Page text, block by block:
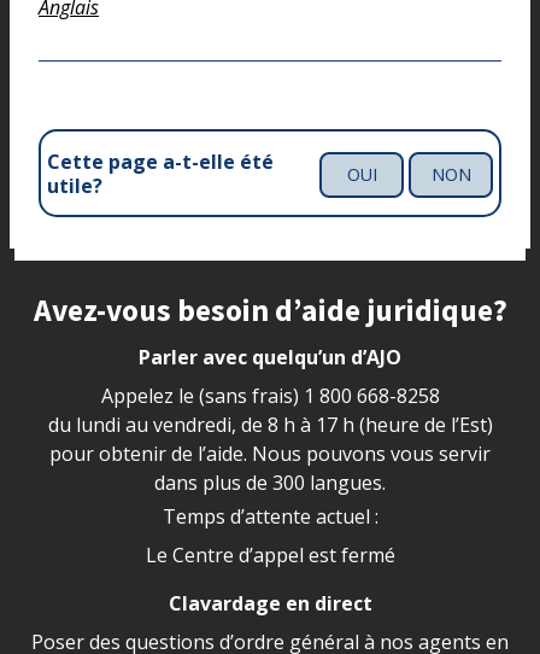
Anglais
Cette page a-t-elle été
utile?
OUI NON
Site footer
Avez-vous besoin d’aide juridique?
Parler avec quelqu’un d’AJO
Appelez le (sans frais) 1 800 668-8258
du lundi au vendredi, de 8 h à 17 h (heure de l’Est)
pour obtenir de l’aide. Nous pouvons vous servir
dans plus de 300 langues.
Temps d’attente actuel :
Le Centre d’appel est fermé
Clavardage en direct
Poser des questions d’ordre général à nos agents en